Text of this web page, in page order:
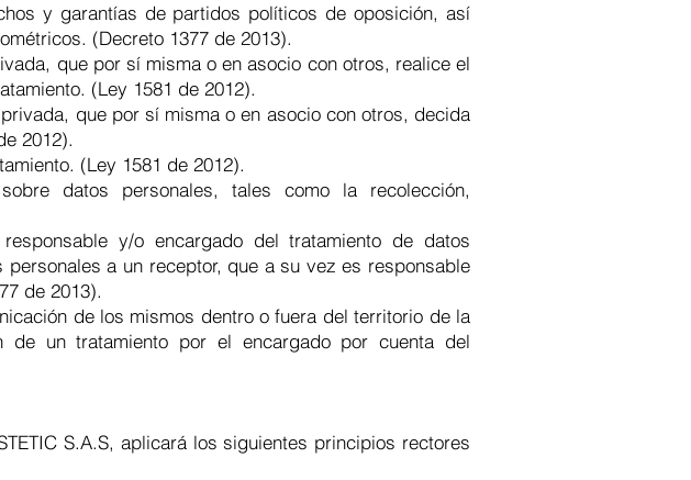
y garantías de partidos políticos de oposición, así
(Decreto 1377 de 2013).
que por sí misma o en asocio con otros, realice el
(Ley 1581 de 2012).
que por sí misma o en asocio con otros, decida
2012).
(Ley 1581 de 2012).
datos personales, tales como la recolección,
y/o encargado del tratamiento de datos
a un receptor, que a su vez es responsable
de 2013).
de los mismos dentro o fuera del territorio de la
de un tratamiento por el encargado por cuenta del
S.A.S, aplicará los siguientes principios rectores